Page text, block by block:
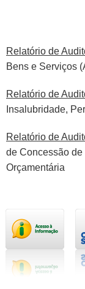
Relatório de
Bens e Serviços
Relatório de
Insalubridade,
Relatório de
de Concessão
Orçamentária